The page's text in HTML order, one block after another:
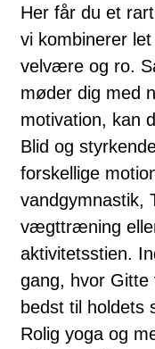
Her får du et
vi kombinerer
velvære og ro.
møder dig med
motivation, kan
Blid og
forskellige
vandgymnastik,
vægttræning
aktivitetsstien.
gang, hvor Gitte
bedst til holdets
Rolig yoga og